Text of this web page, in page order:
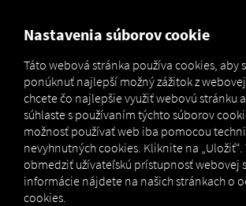
Marketplace Order Communication
Nastavenia súborov cookie
Táto webová stránka používa cookies, aby
ponúknuť najlepší možný zážitok z
chcete čo najlepšie využiť webovú stránku
súhlaste s používaním týchto súborov
možnosť používať web iba pomocou
nevyhnutných cookies. Kliknite na „Uložiť“.
obmedziť užívateľskú prístupnosť webovej
informácie nájdete na našich stránkach o
cookies.